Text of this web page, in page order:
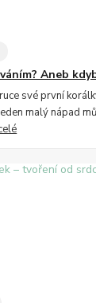
Aneb
své první
malý nápad